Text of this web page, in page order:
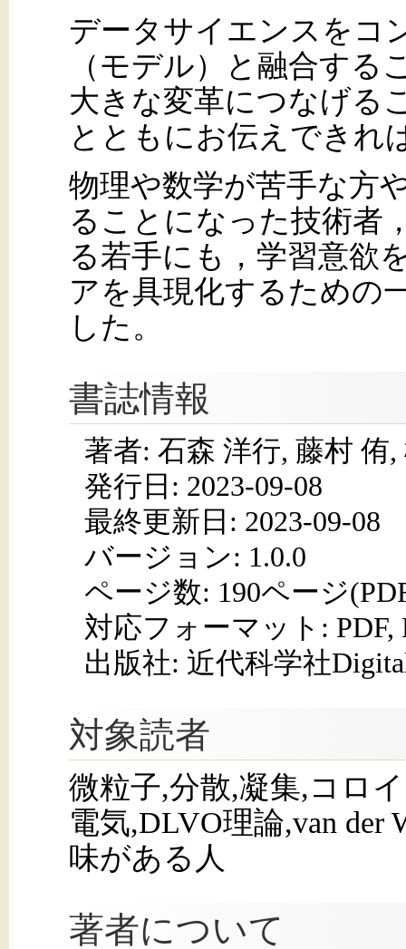
データサイエンスをコ
（モデル）と融合する
大きな変革につなげる
とともにお伝えできれ
物理や数学が苦手な方
ることになった技術者
る若手にも，学習意欲
アを具現化するための
した。
書誌情報
著者: 石森 洋行, 藤村 侑
発行日: 2023-09-08
最終更新日: 2023-09-08
バージョン: 1.0.0
ページ数: 190ページ
対応フォーマット: PDF,
出版社: 近代科学社
対象読者
微粒子,分散,凝集,コロ
電気,DLVO理論,van der
味がある人
著者について